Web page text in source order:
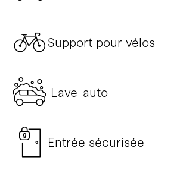
Support pour vélos
Lave-auto
Entrée sécurisée